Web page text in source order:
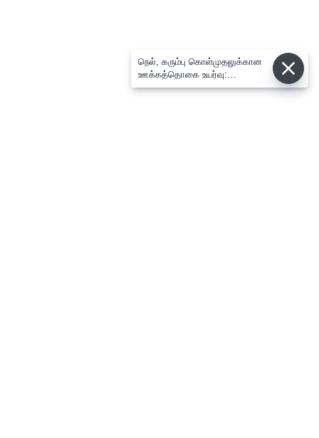
நெல், கரும்பு கொள்முதலுக்கான
ஊக்கத்தொகை உயர்வு:
சட்டசபையில் முதல்-அமைச்சர்